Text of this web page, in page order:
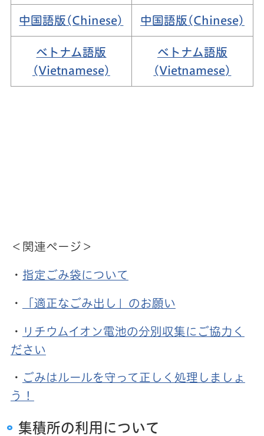
中国語版(Chinese) 中国語版(Chinese)
ベトナム語版
(Vietnamese)
ベトナム語版
(Vietnamese)
＜関連ページ＞
・ 指定ごみ袋について
・ 「適正なごみ出し」のお願い
・
リチウムイオン電池の分別収集にご協力く
ださい
・ ごみはルールを守って正しく処理しましょ
う！
集積所の利用について